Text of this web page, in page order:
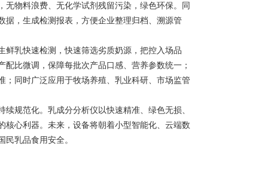
物料浪费、无化学试剂残留污染，绿色环保。同
据，生成检测报表，方便企业整理归档、溯源管
乳快速检测，快速筛选劣质奶源，把控入场品
比微调，保障每批次产品口感、营养参数统一；
同时广泛应用于牧场养殖、乳业科研、市场监管
规范化。乳成分分析仪以快速精准、绿色无损、
心利器。未来，设备将朝着小型智能化、云端数
乳品食用安全。